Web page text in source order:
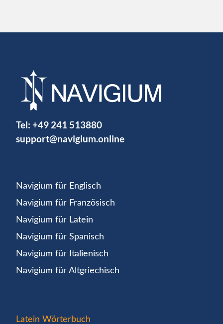
Tel: +49 241 513880
support@navigium.online
Navigium für Englisch
Navigium für Französisch
Navigium für Latein
Navigium für Spanisch
Navigium für Italienisch
Navigium für Altgriechisch
Latein Wörterbuch